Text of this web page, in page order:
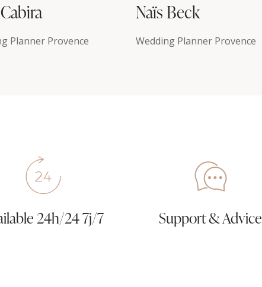
Planner Provence
Naïs Beck
Wedding Planner Provence
24h/24 7j/7 Support & Advice